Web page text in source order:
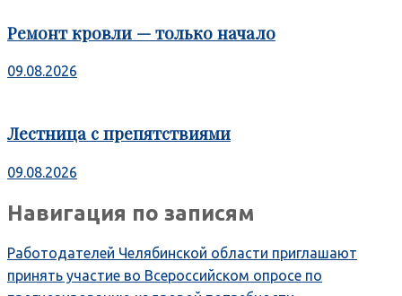
Ремонт кровли — только начало
09.08.2026
Лестница с препятствиями
09.08.2026
Навигация по записям
Работодателей Челябинской области приглашают
принять участие во Всероссийском опросе по